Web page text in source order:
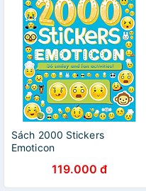
Sách 2000 Stickers
Emoticon
119.000 đ